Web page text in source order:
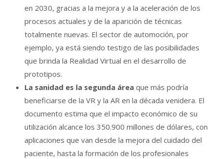
en 2030, gracias a la mejora y a la aceleración de los
procesos actuales y de la aparición de técnicas
totalmente nuevas. El sector de automoción, por
ejemplo, ya está siendo testigo de las posibilidades
que brinda la Realidad Virtual en el desarrollo de
prototipos.
La sanidad es la segunda área que más podría
beneficiarse de la VR y la AR en la década venidera. El
documento estima que el impacto económico de su
utilización alcance los 350.900 millones de dólares, con
aplicaciones que van desde la mejora del cuidado del
paciente, hasta la formación de los profesionales